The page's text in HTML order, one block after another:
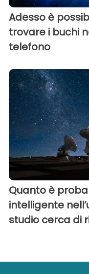
Adesso è
trovare i buchi
telefono
Quanto è
intelligente
studio cerca di